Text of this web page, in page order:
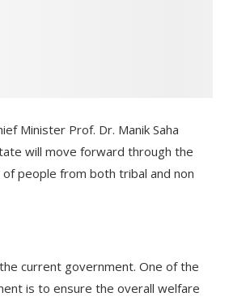
Minister Prof. Dr. Manik Saha
will move forward through the
people from both tribal and non
current government. One of the
is to ensure the overall welfare